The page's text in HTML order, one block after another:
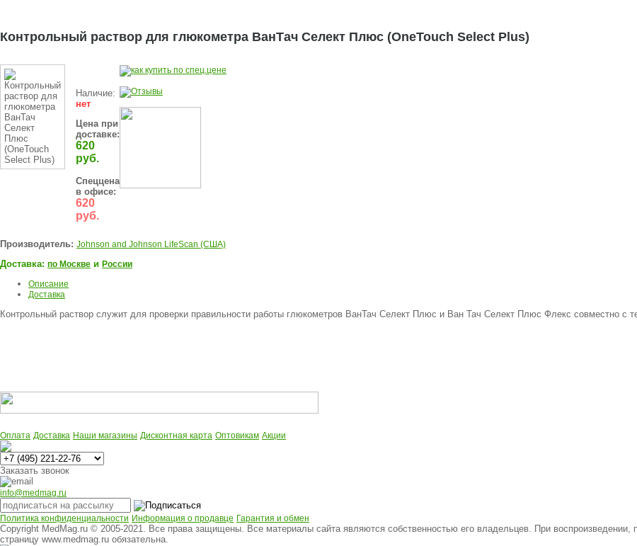
Контрольный раствор для глюкометра ВанТач Селект Плюс (OneTouch Select Plus)
Наличие:
нет
Цена при
доставке:
620
руб.
Спеццена
в офисе:
620
руб.
Производитель: Johnson and Johnson LifeScan (США)
Доставка: по Москве и России
Описание
Доставка
Контрольный раствор служит для проверки правильности работы глюкометров ВанТач Селект Плюс и Ван Тач Селект Плюс Флекс совместно с
Оплата Доставка Наши магазины Дисконтная карта Оптовикам Акции
Заказать звонок
info@medmag.ru
Политика конфиденциальности Информация о продавце Гарантия и обмен
Copyright MedMag.ru © 2005-2021. Все права защищены. Все материалы сайта являются собственностью его владельцев. При воспроизведении,
страницу www.medmag.ru обязательна.